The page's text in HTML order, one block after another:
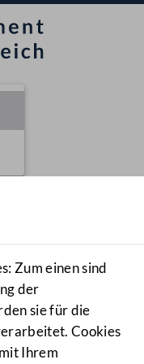
Zum einen sind
der
sie für die
Cookies
Ihrem